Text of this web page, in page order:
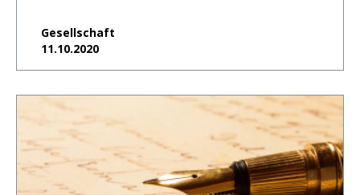
Gesellschaft
11.10.2020